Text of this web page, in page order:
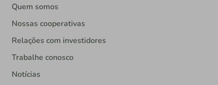
Quem somos
Nossas cooperativas
Relações com investidores
Trabalhe conosco
Notícias